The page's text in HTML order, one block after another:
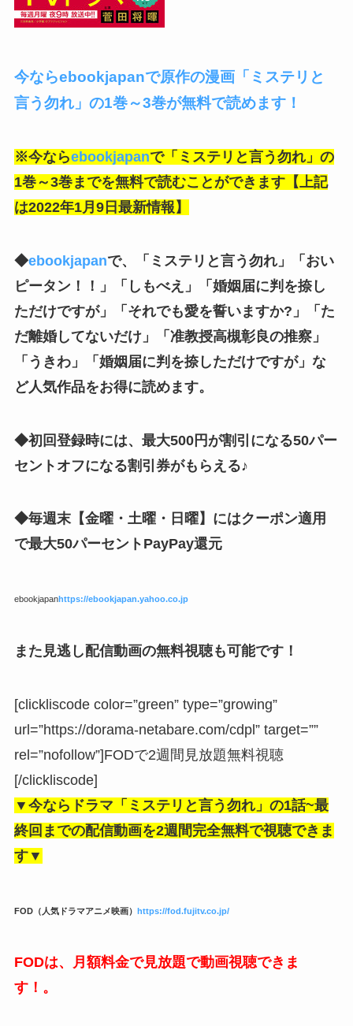
今ならebookjapanで原作の漫画「ミステリと
言う勿れ」の1巻～3巻が無料で読めます！
※今ならebookjapanで「 ミステリと言う勿れ」の
1巻～3巻までを無料で読むことができます【上記
は2022年1月9日最新情報】
◆ebookjapanで、「 ミステリと言う勿れ」「おい
ピータン！！」「しもべえ」「婚姻届に判を捺し
ただけですが」「それでも愛を誓いますか?」「た
だ離婚してないだけ」「准教授高槻彰良の推察」
「うきわ」「婚姻届に判を捺しただけですが」 な
ど人気作品をお得に読めます。
◆初回登録時には、最大500円が割引になる50パー
セントオフになる割引券がもらえる♪
◆毎週末【金曜・土曜・日曜】にはクーポン適用
で最大50パーセントPayPay還元
ebookjapanhttps://ebookjapan.yahoo.co.jp
また見逃し配信動画の無料視聴も可能です！
[clickliscode color=”green” type=”growing”
url=”https://dorama-netabare.com/cdpl” target=””
rel=”nofollow”]FODで2週間見放題無料視聴
[/clickliscode]
▼今ならドラマ「 ミステリと言う勿れ」の1話~最
終回までの配信動画を2週間完全無料で視聴できま
す▼
FOD（人気ドラマアニメ映画） https://fod.fujitv.co.jp/
FODは、月額料金で見放題で動画視聴できま
す！。